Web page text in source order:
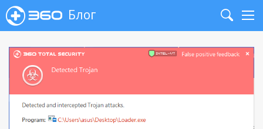
Блог
Search